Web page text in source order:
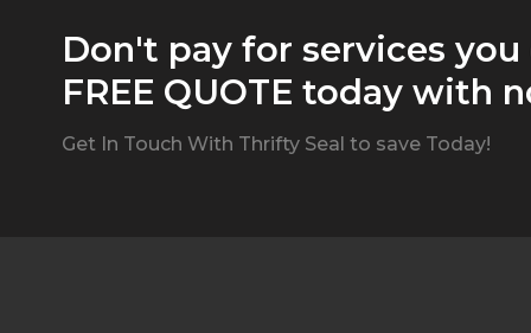
Don't pay for services
FREE QUOTE today with
Get In Touch With Thrifty Seal to save Today!